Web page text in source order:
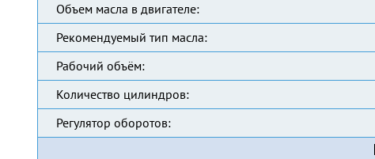
Объем масла в двигателе:
Рекомендуемый тип масла:
Рабочий объём:
Количество цилиндров:
Регулятор оборотов: